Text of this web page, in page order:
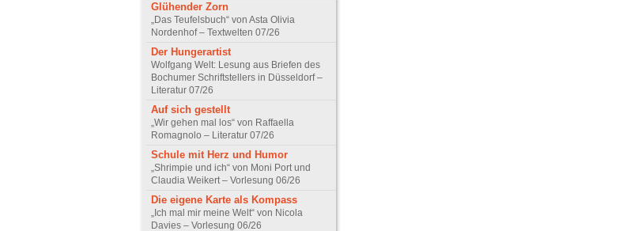
Glühender Zorn
„Das Teufelsbuch“ von Asta Olivia
Nordenhof – Textwelten 07/26
Der Hungerartist
Wolfgang Welt: Lesung aus Briefen des
Bochumer Schriftstellers in Düsseldorf –
Literatur 07/26
Auf sich gestellt
„Wir gehen mal los“ von Raffaella
Romagnolo – Literatur 07/26
Schule mit Herz und Humor
„Shrimpie und ich“ von Moni Port und
Claudia Weikert – Vorlesung 06/26
Die eigene Karte als Kompass
„Ich mal mir meine Welt“ von Nicola
Davies – Vorlesung 06/26